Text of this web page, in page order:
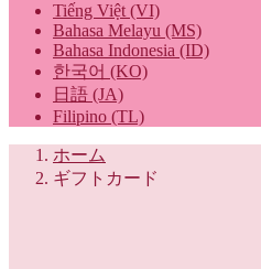
Tiếng Việt (VI)
Bahasa Melayu (MS)
Bahasa Indonesia (ID)
한국어 (KO)
日語 (JA)
Filipino (TL)
ホーム
ギフトカード